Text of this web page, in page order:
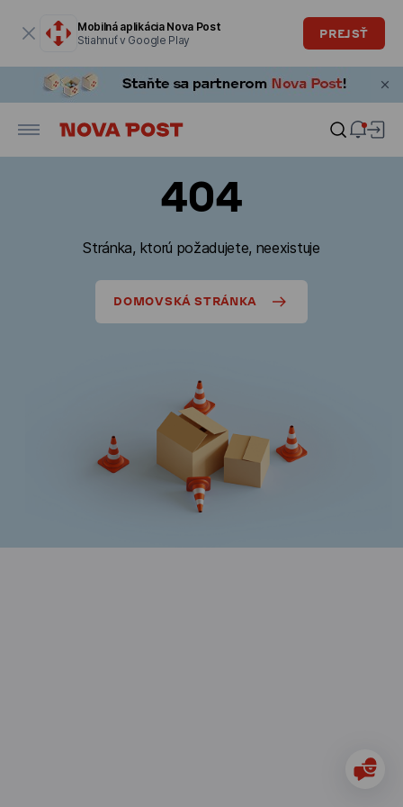
Mobilná aplikácia Nova Post
Stiahnuť v Google Play
PREJSŤ
404
Stránka, ktorú požadujete, neexistuje
DOMOVSKÁ STRÁNKA